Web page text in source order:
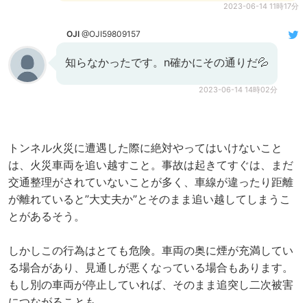
2023-06-14 11時17分
OJI @OJI59809157
知らなかったです。n確かにその通りだ💦
2023-06-14 14時02分
トンネル火災に遭遇した際に絶対やってはいけないこと
は、火災車両を追い越すこと。事故は起きてすぐは、まだ
交通整理がされていないことが多く、車線が違ったり距離
が離れていると”大丈夫か”とそのまま追い越してしまうこ
とがあるそう。
しかしこの行為はとても危険。車両の奥に煙が充満してい
る場合があり、見通しが悪くなっている場合もあります。
もし別の車両が停止していれば、そのまま追突し二次被害